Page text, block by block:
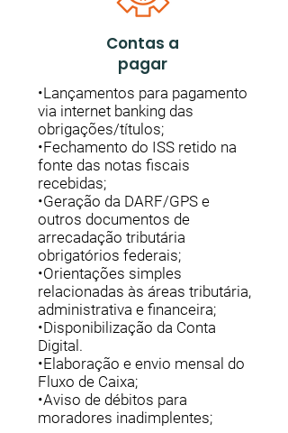
Contas a
pagar
•Lançamentos para pagamento
via internet banking das
obrigações/títulos;
•Fechamento do ISS retido na
fonte das notas fiscais
recebidas;
•Geração da DARF/GPS e
outros documentos de
arrecadação tributária
obrigatórios federais;
•Orientações simples
relacionadas às áreas tributária,
administrativa e financeira;
•Disponibilização da Conta
Digital.
•Elaboração e envio mensal do
Fluxo de Caixa;
•Aviso de débitos para
moradores inadimplentes;